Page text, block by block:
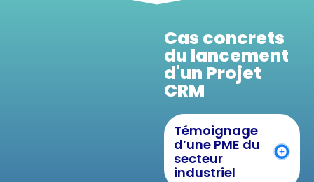
Cas concrets
du lancement
d'un Projet
CRM
Témoignage
d’une PME du
secteur
industriel